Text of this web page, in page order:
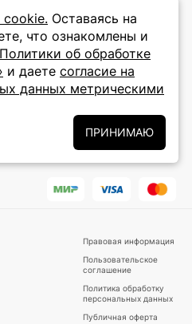
Оставаясь на
что ознакомлены и
об обработке
и даете согласие на
данных метрическими
ПРИНИМАЮ
Подписаться на новости
с условиямиПолитики
и даёте своё согласие на их
Правовая информация
Пользовательское
соглашение
Политика обработку
персональных данных
Публичная оферта